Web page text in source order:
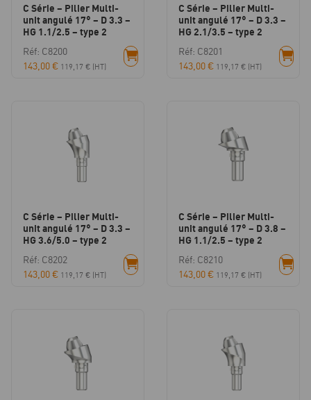
C Série – Pilier Multi-
unit angulé 17° – D 3.3 –
HG 1.1/2.5 – type 2
Réf: C8200
143,00€ 119,17 € (HT)
C Série – Pilier Multi-
unit angulé 17° – D 3.3 –
HG 2.1/3.5 – type 2
Réf: C8201
143,00€ 119,17 € (HT)
C Série – Pilier Multi-
unit angulé 17° – D 3.3 –
HG 3.6/5.0 – type 2
Réf: C8202
143,00€ 119,17 € (HT)
C Série – Pilier Multi-
unit angulé 17° – D 3.8 –
HG 1.1/2.5 – type 2
Réf: C8210
143,00€ 119,17 € (HT)